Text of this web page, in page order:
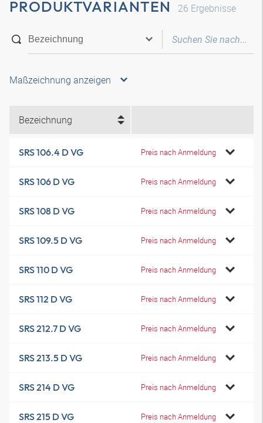
PRODUKTVARIANTEN 26 Ergebnisse
Maßzeichnung anzeigen
Bezeichnung
SRS 106.4 D VG Preis nach Anmeldung
SRS 106 D VG Preis nach Anmeldung
SRS 108 D VG Preis nach Anmeldung
SRS 109.5 D VG Preis nach Anmeldung
SRS 110 D VG Preis nach Anmeldung
SRS 112 D VG Preis nach Anmeldung
SRS 212.7 D VG Preis nach Anmeldung
SRS 213.5 D VG Preis nach Anmeldung
SRS 214 D VG Preis nach Anmeldung
SRS 215 D VG Preis nach Anmeldung